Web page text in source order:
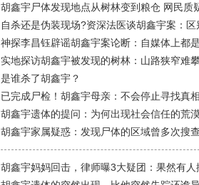
胡鑫宇尸体发现地点从树林变到粮仓 网民质
自杀还是伪装现场?资深法医谈胡鑫宇案：区
神探李昌钰辟谣胡鑫宇案论断：自媒体上都
实地探访胡鑫宇被发现的树林：山路狭窄难
是谁杀了胡鑫宇？
已完成尸检！胡鑫宇母亲：不会停止寻找真
胡鑫宇遗体的提问：为何出现社会信任的荒
胡鑫宇家属疑惑：发现尸体的区域曾多次搜
胡鑫宇妈妈回击，律师曝3大疑团：果然有人